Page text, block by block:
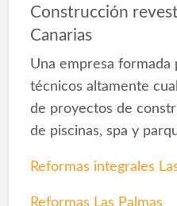
Construcción
Canarias
Una empresa formada
técnicos altamente
de proyectos de
de piscinas, spa y
Reformas integrales
Reformas Las Palmas